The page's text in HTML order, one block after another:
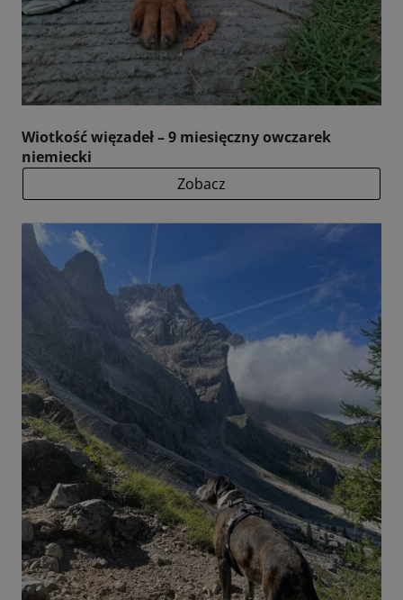
Wiotkość więzadeł – 9 miesięczny owczarek
niemiecki
Zobacz